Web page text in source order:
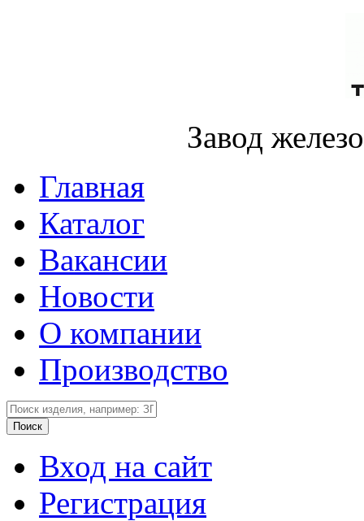
Завод
Главная
Каталог
Вакансии
Новости
О компании
Производство
Вход на сайт
Регистрация